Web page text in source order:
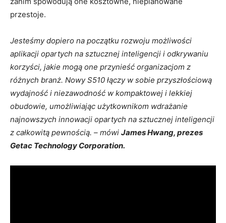
przestoje.
Jesteśmy dopiero na początku rozwoju możliwości
aplikacji opartych na sztucznej inteligencji i odkrywaniu
korzyści, jakie mogą one przynieść organizacjom z
różnych branż. Nowy S510 łączy w sobie przyszłościową
wydajność i niezawodność w kompaktowej i lekkiej
obudowie, umożliwiając użytkownikom wdrażanie
najnowszych innowacji opartych na sztucznej inteligencji
z całkowitą pewnością. – mówi James Hwang, prezes
Getac Technology Corporation.